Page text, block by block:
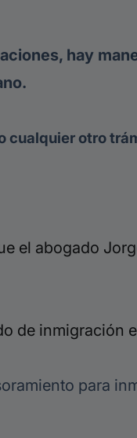
hay
cualquier otro
el abogado
de inmigración
para